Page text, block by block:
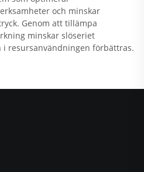
och minskar
Genom att tillämpa
minskar slöseriet
resursanvändningen förbättras.